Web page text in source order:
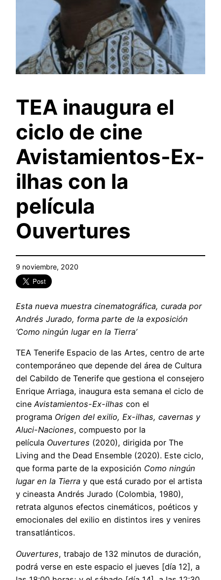
TEA inaugura el
ciclo de cine
Avistamientos-Ex-
ilhas con la
película
Ouvertures
9 noviembre, 2020
Esta nueva muestra cinematográfica, curada por
Andrés Jurado, forma parte de la exposición
‘Como ningún lugar en la Tierra’
TEA Tenerife Espacio de las Artes, centro de arte
contemporáneo que depende del área de Cultura
del Cabildo de Tenerife que gestiona el consejero
Enrique Arriaga, inaugura esta semana el ciclo de
cineAvistamientos-Ex-ilhas con el
programa Origen del exilio, Ex-ilhas, cavernas y
Aluci-Naciones, compuesto por la
película Ouvertures (2020), dirigida por The
Living and the Dead Ensemble (2020). Este ciclo,
que forma parte de la exposición Como ningún
lugar en la Tierra y que está curado por el artista
y cineasta Andrés Jurado (Colombia, 1980),
retrata algunos efectos cinemáticos, poéticos y
emocionales del exilio en distintos ires y venires
transatlánticos.
Ouvertures, trabajo de 132 minutos de duración,
podrá verse en este espacio el jueves [día 12], a